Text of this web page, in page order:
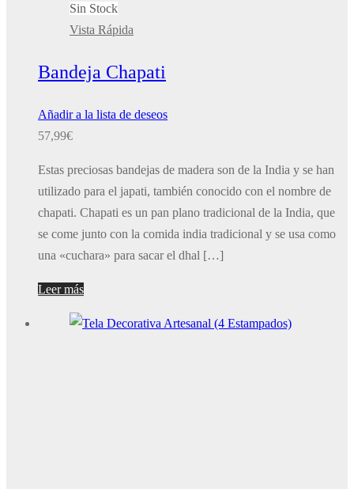
Sin Stock
Vista Rápida
Bandeja Chapati
Añadir a la lista de deseos
57,99€
Estas preciosas bandejas de madera son de la India y se han
utilizado para el japati, también conocido con el nombre de
chapati. Chapati es un pan plano tradicional de la India, que
se come junto con la comida india tradicional y se usa como
una «cuchara» para sacar el dhal […]
Leer más